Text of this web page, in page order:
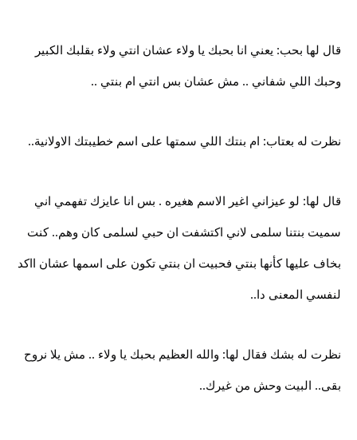
قال لها بحب: يعني انا بحبك يا ولاء عشان انتي ولاء بقلبك الكبير
وحبك اللي شفاني .. مش عشان بس انتي ام بنتي ..
نظرت له بعتاب: ام بنتك اللي سمتها على اسم خطيبتك الاولانية..
قال لها: لو عيزاني اغير الاسم هغيره . بس انا عايزك تفهمي اني
سميت بنتنا سلمى لاني اكتشفت ان حبي لسلمى كان وهم.. كنت
بخاف عليها كأنها بنتي فحبيت ان بنتي تكون على اسمها عشان ااكد
لنفسي المعنى دا..
نظرت له بشك فقال لها: والله العظيم بحبك يا ولاء .. مش يلا نروح
بقى.. البيت وحش من غيرك..